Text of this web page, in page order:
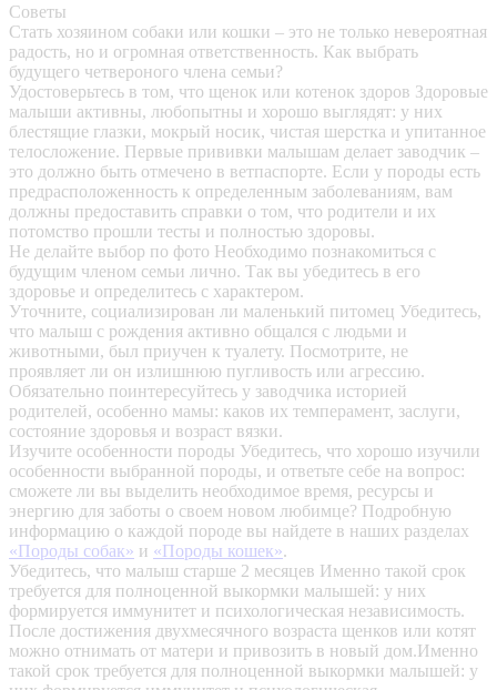
Советы
Стать хозяином собаки или кошки – это не только невероятная
радость, но и огромная ответственность. Как выбрать
будущего четвероного члена семьи?
Удостоверьтесь в том, что щенок или котенок здоров Здоровые
малыши активны, любопытны и хорошо выглядят: у них
блестящие глазки, мокрый носик, чистая шерстка и упитанное
телосложение. Первые прививки малышам делает заводчик –
это должно быть отмечено в ветпаспорте. Если у породы есть
предрасположенность к определенным заболеваниям, вам
должны предоставить справки о том, что родители и их
потомство прошли тесты и полностью здоровы.
Не делайте выбор по фото Необходимо познакомиться с
будущим членом семьи лично. Так вы убедитесь в его
здоровье и определитесь с характером.
Уточните, социализирован ли маленький питомец Убедитесь,
что малыш с рождения активно общался с людьми и
животными, был приучен к туалету. Посмотрите, не
проявляет ли он излишнюю пугливость или агрессию.
Обязательно поинтересуйтесь у заводчика историей
родителей, особенно мамы: каков их темперамент, заслуги,
состояние здоровья и возраст вязки.
Изучите особенности породы Убедитесь, что хорошо изучили
особенности выбранной породы, и ответьте себе на вопрос:
сможете ли вы выделить необходимое время, ресурсы и
энергию для заботы о своем новом любимце? Подробную
информацию о каждой породе вы найдете в наших разделах
«Породы собак» и «Породы кошек».
Убедитесь, что малыш старше 2 месяцев Именно такой срок
требуется для полноценной выкормки малышей: у них
формируется иммунитет и психологическая независимость.
После достижения двухмесячного возраста щенков или котят
можно отнимать от матери и привозить в новый дом.Именно
такой срок требуется для полноценной выкормки малышей: у